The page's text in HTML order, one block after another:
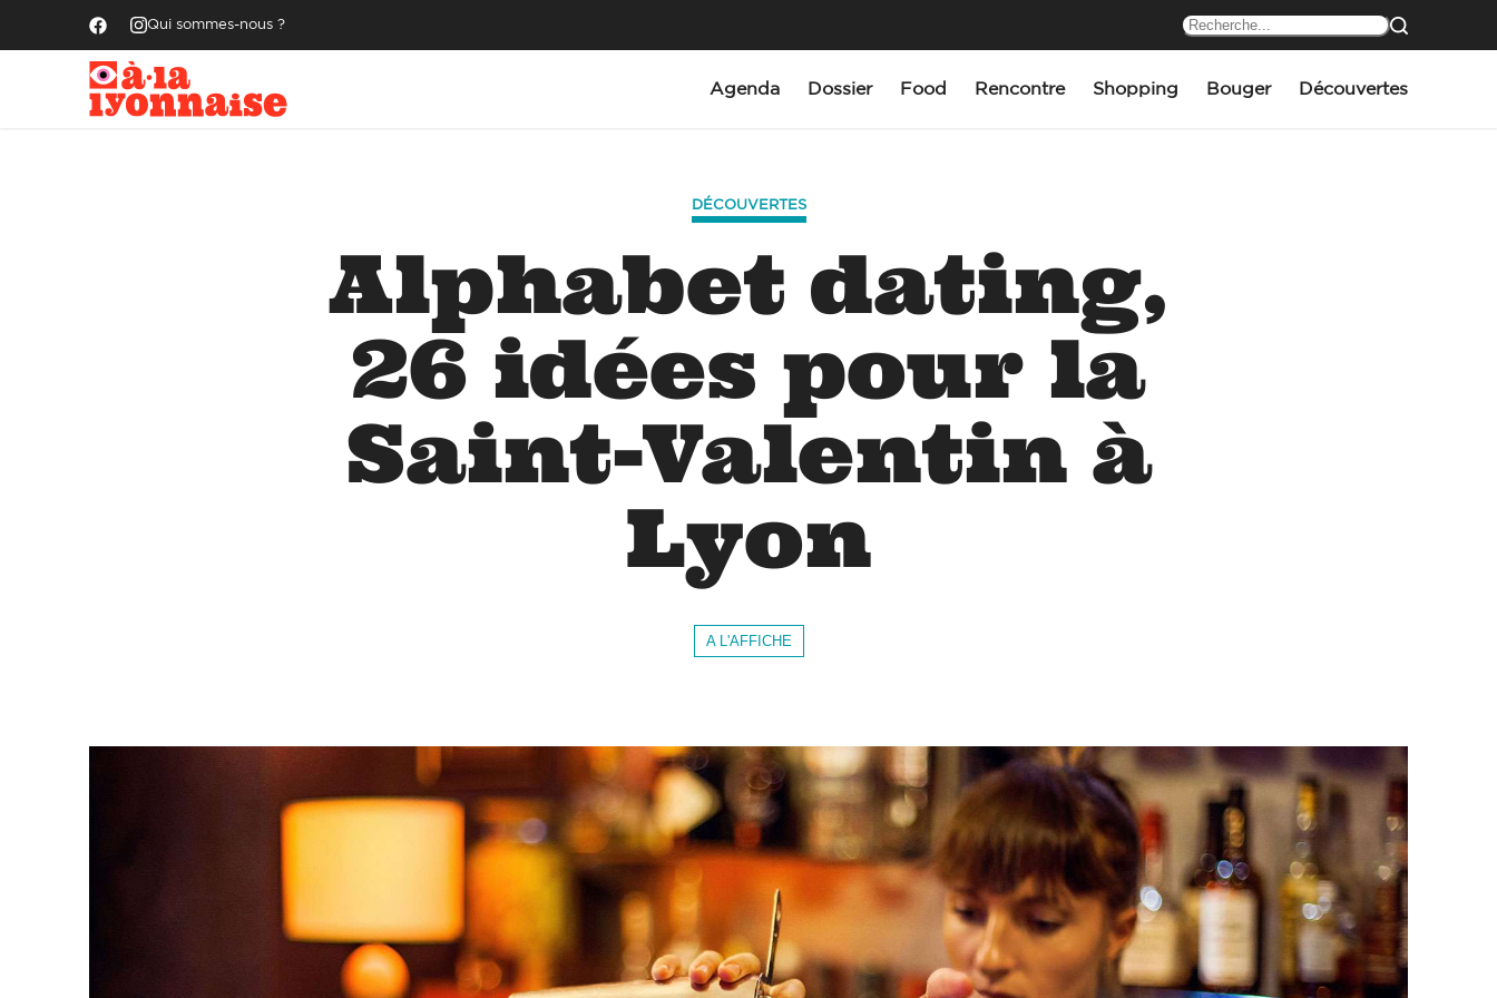
Qui sommes-nous ?
Agenda Dossier Food Rencontre Shopping Bouger Découvertes
DÉCOUVERTES
Alphabet dating,
26 idées pour la
Saint-Valentin à
Lyon
A L'AFFICHE